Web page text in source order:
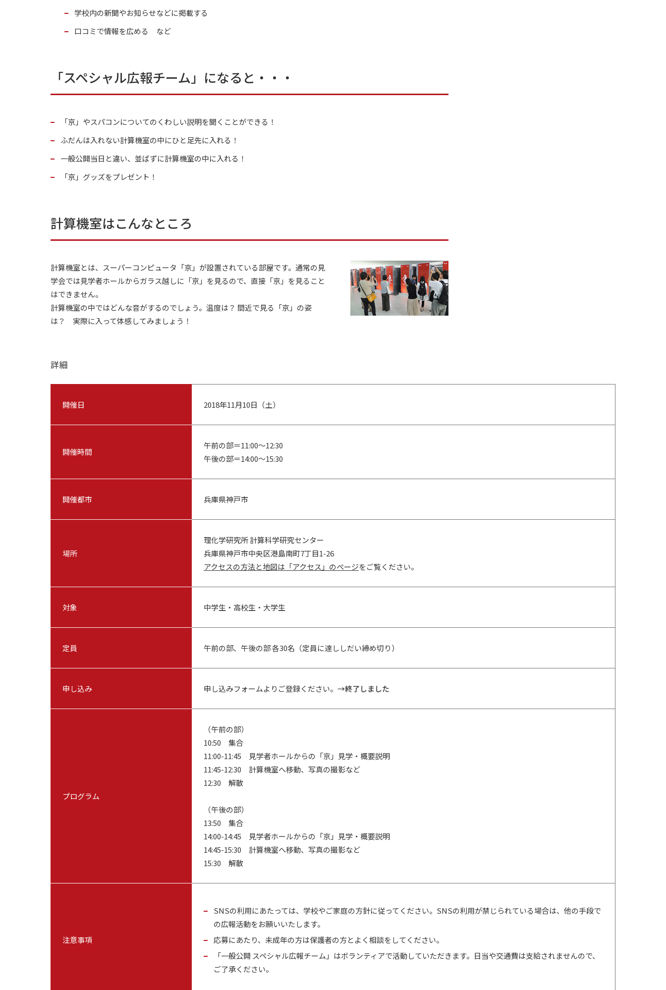
学校内の新聞やお知らせなどに掲載する
口コミで情報を広める など
「スペシャル広報チーム」になると・・・
「京」やスパコンについてのくわしい説明を聞くことができる！
ふだんは入れない計算機室の中にひと足先に入れる！
一般公開当日と違い、並ばずに計算機室の中に入れる！
「京」グッズをプレゼント！
計算機室はこんなところ
計算機室とは、スーパーコンピュータ「京」が設置されている部屋です。通常の見
学会では見学者ホールからガラス越しに「京」を見るので、直接「京」を見ること
はできません。
計算機室の中ではどんな音がするのでしょう。温度は？ 間近で見る「京」の姿
は？ 実際に入って体感してみましょう！
詳細
開催日 2018年11月10日（土）
開催時間
午前の部＝11:00～12:30
午後の部＝14:00～15:30
開催都市 兵庫県神戸市
場所
理化学研究所 計算科学研究センター
兵庫県神戸市中央区港島南町7丁目1-26
アクセスの方法と地図は「アクセス」のぺージをご覧ください。
対象 中学生・高校生・大学生
定員 午前の部、午後の部 各30名（定員に達ししだい締め切り）
申し込み 申し込みフォームよりご登録ください。 →終了しました
プログラム
（午前の部）
10:50 集合
11:00-11:45 見学者ホールからの「京」見学・概要説明
11:45-12:30 計算機室へ移動、写真の撮影など
12:30 解散
（午後の部）
13:50 集合
14:00-14:45 見学者ホールからの「京」見学・概要説明
14:45-15:30 計算機室へ移動、写真の撮影など
15:30 解散
注意事項
SNSの利用にあたっては、学校やご家庭の方針に従ってください。SNSの利用が禁じられている場合は、他の手段で
の広報活動をお願いいたします。
応募にあたり、未成年の方は保護者の方とよく相談をしてください。
「一般公開 スペシャル広報チーム」はボランティアで活動していただきます。日当や交通費は支給されませんので、
ご了承ください。